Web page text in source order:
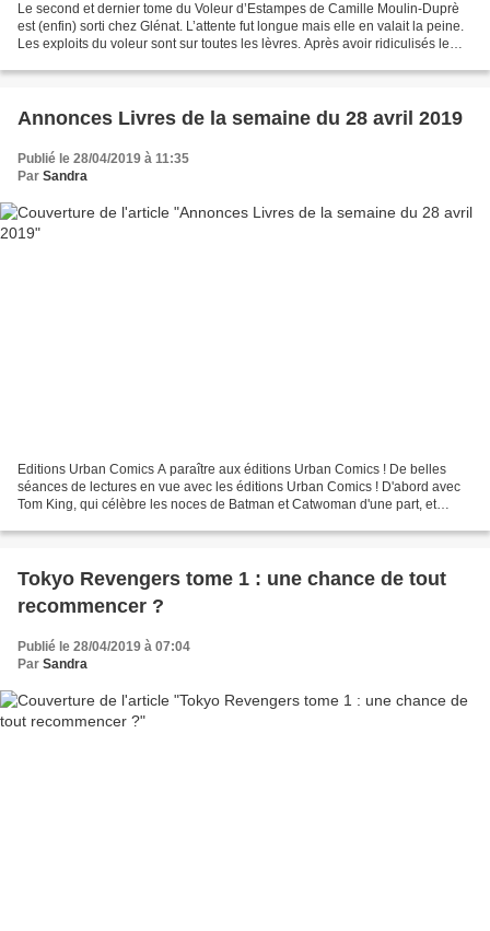
Le second et dernier tome du Voleur d’Estampes de Camille Moulin-Duprè
est (enfin) sorti chez Glénat. L’attente fut longue mais elle en valait la peine.
Les exploits du voleur sont sur toutes les lèvres. Après avoir ridiculisés le
Annonces Livres de la semaine du 28 avril 2019
Publié le 28/04/2019 à 11:35
Par Sandra
Editions Urban Comics A paraître aux éditions Urban Comics ! De belles
séances de lectures en vue avec les éditions Urban Comics ! D'abord avec
Tom King, qui célèbre les noces de Batman et Catwoman d'une part, et
Tokyo Revengers tome 1 : une chance de tout
recommencer ?
Publié le 28/04/2019 à 07:04
Par Sandra